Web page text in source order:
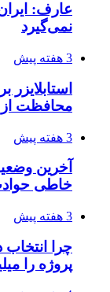
عارف:
نمی‌گیرد
3 هفته پیش
محافظت از
3 هفته پیش
آخرین
خاطی
3 هفته پیش
چرا
پروژه را